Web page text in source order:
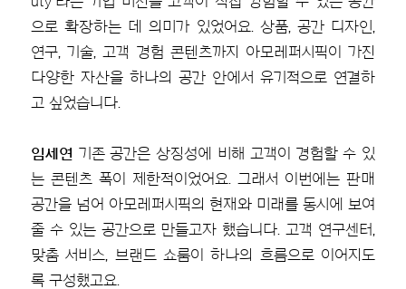
으로 확장하는 데 의미가 있었어요. 상품, 공간 디자인,
연구, 기술, 고객 경험 콘텐츠까지 아모레퍼시픽이 가진
다양한 자산을 하나의 공간 안에서 유기적으로 연결하
고 싶었습니다.
임세연 기존 공간은 상징성에 비해 고객이 경험할 수 있
는 콘텐츠 폭이 제한적이었어요. 그래서 이번에는 판매
공간을 넘어 아모레퍼시픽의 현재와 미래를 동시에 보여
줄 수 있는 공간으로 만들고자 했습니다. 고객 연구센터,
맞춤 서비스, 브랜드 쇼룸이 하나의 흐름으로 이어지도
록 구성했고요.